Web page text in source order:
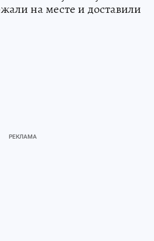
на месте и доставили